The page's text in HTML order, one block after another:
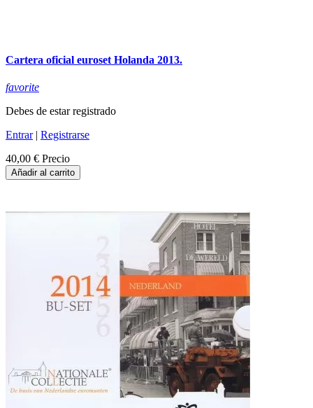
Cartera oficial euroset Holanda 2013.
favorite
Debes de estar registrado
Entrar| Registrarse
40,00 € Precio
Añadir al carrito